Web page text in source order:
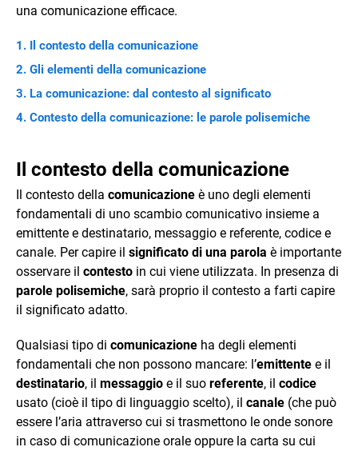
una comunicazione efficace.
Il contesto della comunicazione
Gli elementi della comunicazione
La comunicazione: dal contesto al significato
Contesto della comunicazione: le parole polisemiche
Il contesto della comunicazione
Il contesto della comunicazione è uno degli elementi
fondamentali di uno scambio comunicativo insieme a
emittente e destinatario, messaggio e referente, codice e
canale. Per capire il significato di una parola è importante
osservare il contesto in cui viene utilizzata. In presenza di
parole polisemiche, sarà proprio il contesto a farti capire
il significato adatto.
Qualsiasi tipo di comunicazione ha degli elementi
fondamentali che non possono mancare: l’emittente e il
destinatario, il messaggio e il suo referente, il codice
usato (cioè il tipo di linguaggio scelto), il canale (che può
essere l’aria attraverso cui si trasmettono le onde sonore
in caso di comunicazione orale oppure la carta su cui